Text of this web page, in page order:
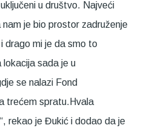
u društvo. Najveći
je bio prostor zadruženje
drago mi je da smo to
lokacija sada je u
se nalazi Fond
trećem spratu.Hvala
rekao je Đukić i dodao da je